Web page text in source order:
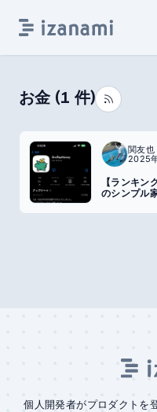
お金 (1 件)
関友也
2025
【ランキ
のシンプル
個人開発者がプロダクトを